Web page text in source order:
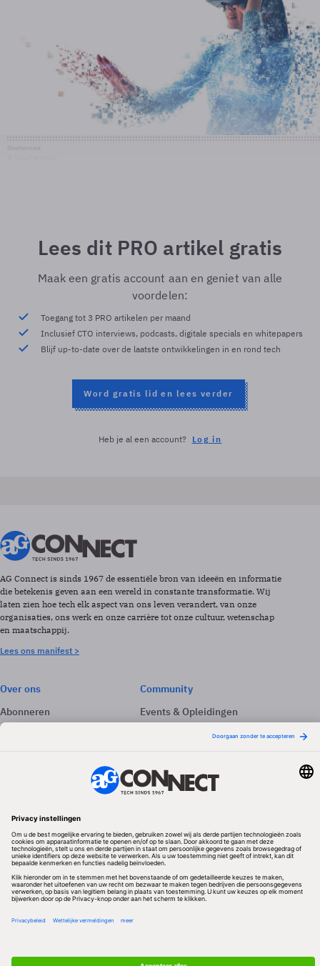
Lees dit PRO artikel gratis
Maak een gratis account aan en geniet van alle
voordelen:
Toegang tot 3 PRO artikelen per maand
Inclusief CTO interviews, podcasts, digitale specials en whitepapers
Blijf up-to-date over de laatste ontwikkelingen in en rond tech
Word gratis lid en lees verder
Heb je al een account? Log in
AG Connect is sinds 1967 de essentiële bron van ideeën en informatie
die betekenis geven aan een wereld in constante transformatie. Wij
laten zien hoe tech elk aspect van ons leven verandert, van onze
organisaties, ons werk en onze carrière tot onze cultuur, wetenschap
en maatschappij.
Lees ons manifest >
Over ons
Abonneren
Adverteren
Community
Events & Opleidingen
Volg ons
Redactionele partner
Algemene Voorwaarden & Copyrights